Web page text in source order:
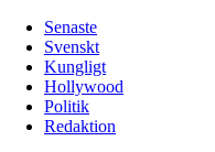
Senaste
Svenskt
Kungligt
Hollywood
Politik
Redaktion